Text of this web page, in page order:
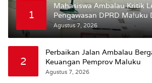
1
Mahasiswa Ambalau Kritik
Pengawasan DPRD Maluku
Bursel Terhadap Proses
Jalan
Agustus 7, 2026
2
Perbaikan Jalan Ambalau
Keuangan Pemprov Maluku
Agustus 7, 2026